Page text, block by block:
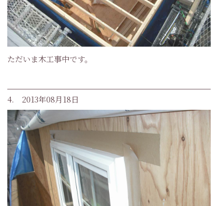
ただいま木工事中です。
4. 2013年08月18日